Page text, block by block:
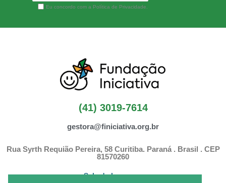
Eu concordo com a Política de Privacidade.
(41) 3019-7614
gestora@finiciativa.org.br
Rua Syrth Requião Pereira, 58 Curitiba. Paraná . Brasil . CEP
81570260
Sala de Imprensa